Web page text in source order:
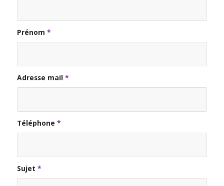
Prénom *
Adresse mail *
Téléphone *
Sujet *